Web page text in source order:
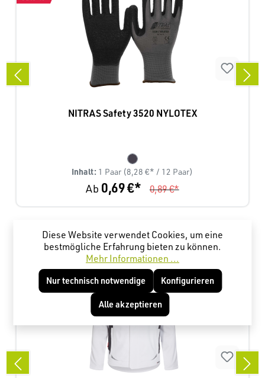
NITRAS Safety 3520 NYLOTEX
Inhalt: 1 Paar (8,28 €* / 12 Paar)
Ab 0,69 €* 0,89 €*
Produktgalerie überspringen
Kunden haben sich ebenfalls angesehen
Diese Website verwendet Cookies, um eine
bestmögliche Erfahrung bieten zu können.
Mehr Informationen ...
Nur technisch notwendige Konfigurieren
Alle akzeptieren